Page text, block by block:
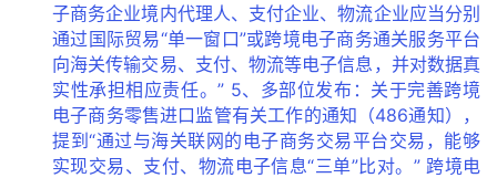
子商务企业境内代理人、支付企业、物流企业应当分别
通过国际贸易“单一窗口”或跨境电子商务通关服务平台
向海关传输交易、支付、物流等电子信息，并对数据真
实性承担相应责任。” 5、多部位发布：关于完善跨境
电子商务零售进口监管有关工作的通知（486通知），
提到“通过与海关联网的电子商务交易平台交易，能够
实现交易、支付、物流电子信息“三单”比对。” 跨境电